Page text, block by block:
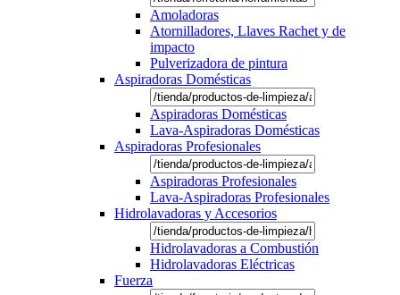
Amoladoras
Atornilladores, Llaves Rachet y de
impacto
Pulverizadora de pintura
Aspiradoras Domésticas
Aspiradoras Domésticas
Lava-Aspiradoras Domésticas
Aspiradoras Profesionales
Aspiradoras Profesionales
Lava-Aspiradoras Profesionales
Hidrolavadoras y Accesorios
Hidrolavadoras a Combustión
Hidrolavadoras Eléctricas
Fuerza